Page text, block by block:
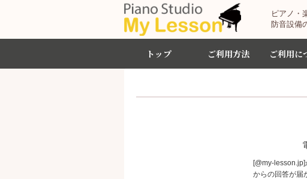
ピアノ・
防音設備
トップ ご利用方法 ご利用に
[@my-lesson.jp]
からの回答が届